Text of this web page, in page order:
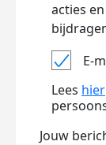
acties
E-
Lees hier
Jouw